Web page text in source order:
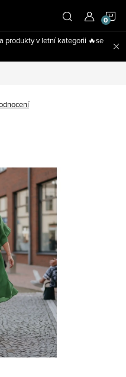
produkty v letní kategorii 🔥se